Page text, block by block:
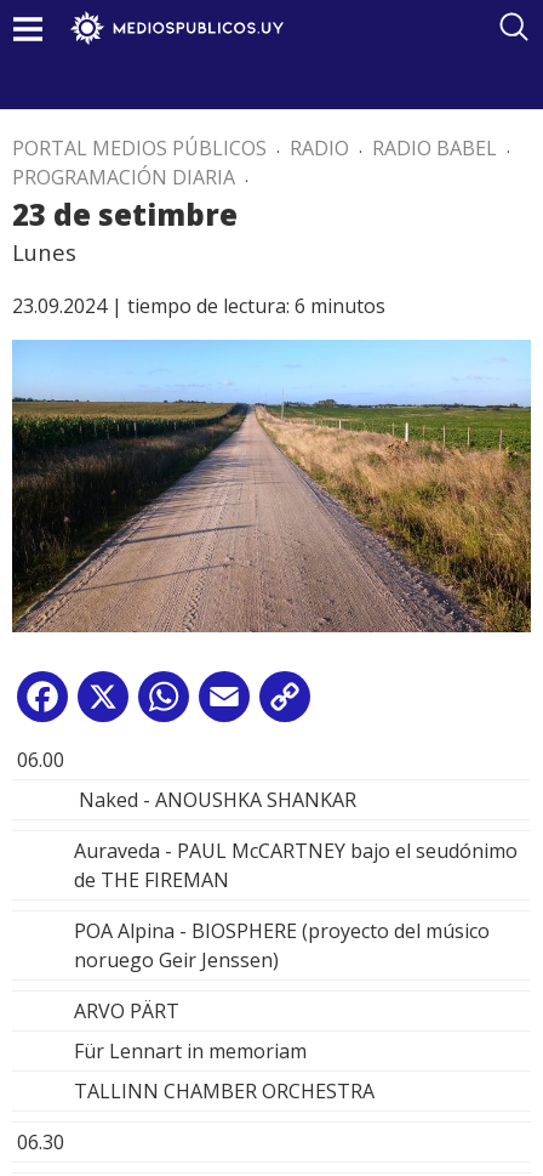
PORTAL MEDIOS PÚBLICOS . RADIO . RADIO BABEL .
PROGRAMACIÓN DIARIA .
23 de setimbre
Lunes
23.09.2024 | tiempo de lectura: 6 minutos
Facebook
X WhatsApp
Email
06.00
Naked - ANOUSHKA SHANKAR
Auraveda - PAUL McCARTNEY bajo el seudónimo
de THE FIREMAN
POA Alpina - BIOSPHERE (proyecto del músico
noruego Geir Jenssen)
ARVO PÄRT
Für Lennart in memoriam
TALLINN CHAMBER ORCHESTRA
06.30